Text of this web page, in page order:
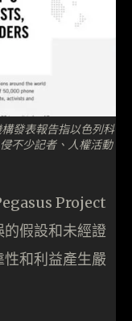
發表報告指以色列科
不少記者、人權活動
Project
的假設和未經證
和利益產生嚴